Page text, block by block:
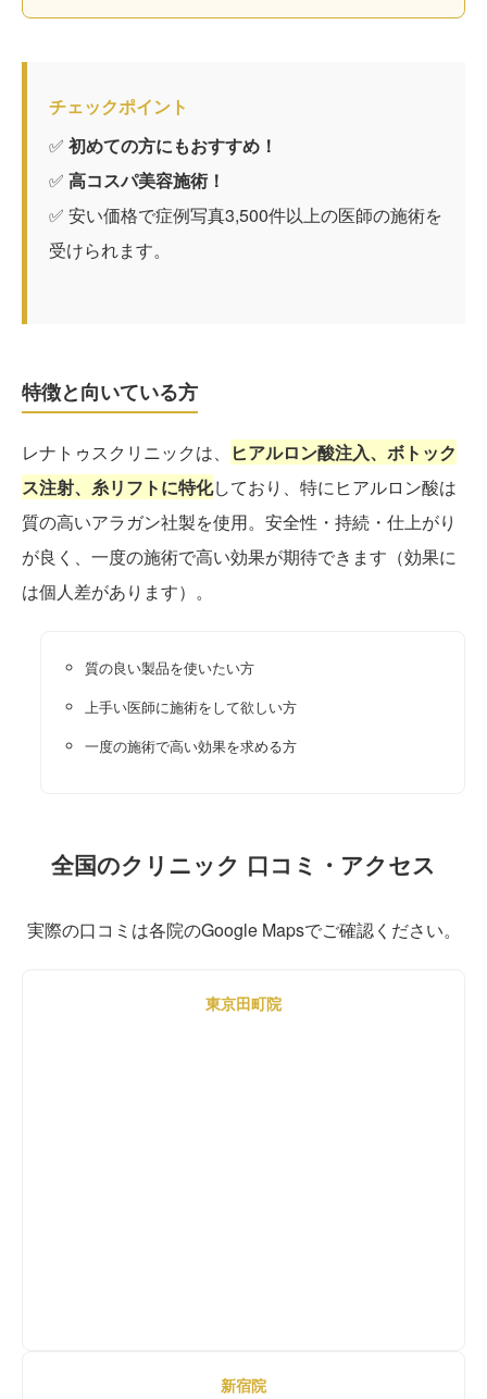
チェックポイント
✅ 初めての方にもおすすめ！
✅ 高コスパ美容施術！
✅ 安い価格で症例写真3,500件以上の医師の施術を
受けられます。
特徴と向いている方
レナトゥスクリニックは、
ヒアルロン酸注入、ボトック
ス注射、糸リフトに特化しており、特にヒアルロン酸は
質の高いアラガン社製を使用。安全性・持続・仕上がり
が良く、一度の施術で高い効果が期待できます（効果に
は個人差があります）。
質の良い製品を使いたい方
上手い医師に施術をして欲しい方
一度の施術で高い効果を求める方
全国のクリニック 口コミ・アクセス
実際の口コミは各院のGoogle Mapsでご確認ください。
東京田町院
新宿院